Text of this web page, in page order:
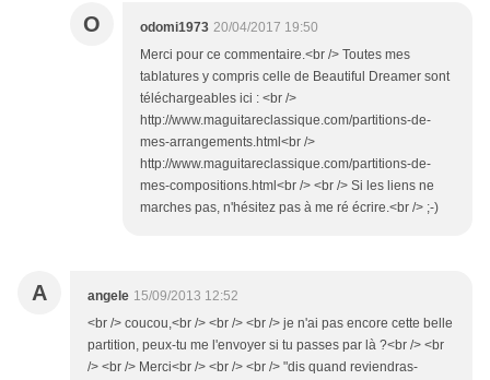
O odomi1973 20/04/2017 19:50
Merci pour ce commentaire.<br /> Toutes mes
tablatures y compris celle de Beautiful Dreamer sont
téléchargeables ici : <br />
http://www.maguitareclassique.com/partitions-de-
mes-arrangements.html<br />
http://www.maguitareclassique.com/partitions-de-
mes-compositions.html<br /> <br /> Si les liens ne
marches pas, n'hésitez pas à me ré écrire.<br /> ;-)
A angele 15/09/2013 12:52
<br /> coucou,<br /> <br /> <br /> je n'ai pas encore cette belle
partition, peux-tu me l'envoyer si tu passes par là ?<br /> <br
/> <br /> Merci<br /> <br /> <br /> "dis quand reviendras-